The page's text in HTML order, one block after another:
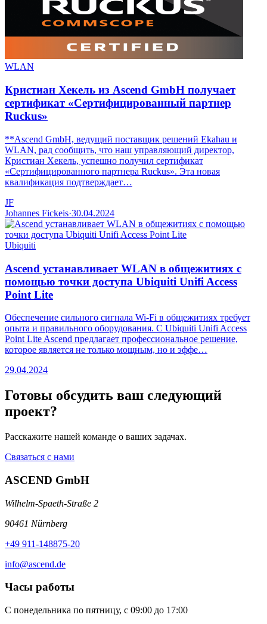
WLAN
Кристиан Хекель из Ascend GmbH получает
сертификат «Сертифицированный партнер
Ruckus»
**Ascend GmbH, ведущий поставщик решений Ekahau и
WLAN, рад сообщить, что наш управляющий директор,
Кристиан Хекель, успешно получил сертификат
«Сертифицированного партнера Ruckus». Эта новая
квалификация подтверждает…
JF
Johannes Fickeis·30.04.2024
Ubiquiti
Ascend устанавливает WLAN в общежитиях с
помощью точки доступа Ubiquiti Unifi Access
Point Lite
Обеспечение сильного сигнала Wi-Fi в общежитиях требует
опыта и правильного оборудования. С Ubiquiti Unifi Access
Point Lite Ascend предлагает профессиональное решение,
которое является не только мощным, но и эффе…
29.04.2024
Готовы обсудить ваш следующий
проект?
Расскажите нашей команде о ваших задачах.
Связаться с нами
ASCEND GmbH
Wilhelm-Spaeth-Straße 2
90461 Nürnberg
+49 911-148875-20
info@ascend.de
Часы работы
С понедельника по пятницу, с 09:00 до 17:00